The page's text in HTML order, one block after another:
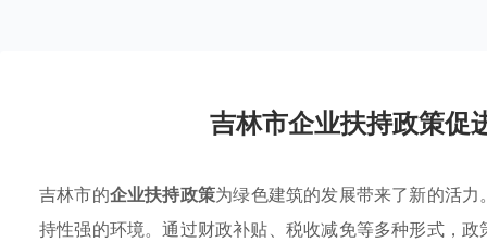
吉林市企业扶持政策促
吉林市的企业扶持政策为绿色建筑的发展带来了新的活
持性强的环境。通过财政补贴、税收减免等多种形式，